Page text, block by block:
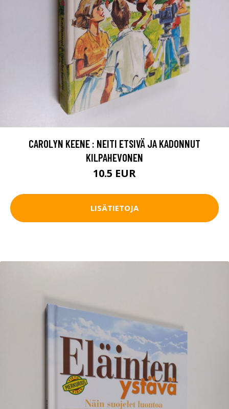
CAROLYN KEENE : NEITI ETSIVÄ JA KADONNUT
KILPAHEVONEN
10.5 EUR
LISÄTIETOJA